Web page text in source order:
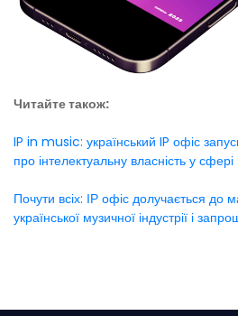
Читайте також:
IP in music: український IP офіс
про інтелектуальну власність у
Почути всіх: ІР офіс долучається до
української музичної індустрії і